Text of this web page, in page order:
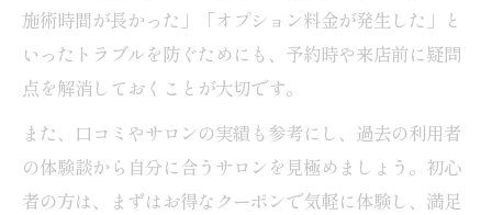
施術時間が長かった」「オプション料金が発生した」と
いったトラブルを防ぐためにも、予約時や来店前に疑問
点を解消しておくことが大切です。
また、口コミやサロンの実績も参考にし、過去の利用者
の体験談から自分に合うサロンを見極めましょう。初心
者の方は、まずはお得なクーポンで気軽に体験し、満足